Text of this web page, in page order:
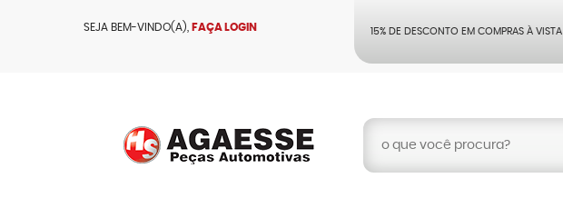
SEJA BEM-VINDO(A), FAÇA LOGIN 15% DE DESCONTO EM COMPRAS À VISTA